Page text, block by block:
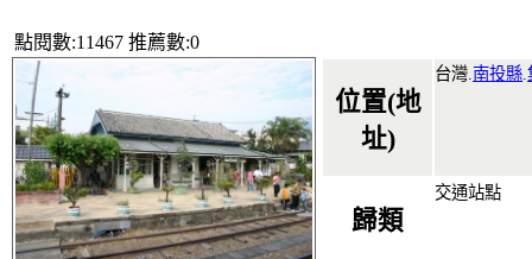
點閱數:11467 推薦數:0
位置(地
址)
台灣. 南投縣
歸類
交通站點